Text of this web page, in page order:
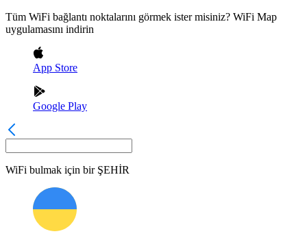
Tüm WiFi bağlantı noktalarını görmek ister misiniz? WiFi Map
uygulamasını indirin
App Store
Google Play
WiFi bulmak için bir ŞEHİR